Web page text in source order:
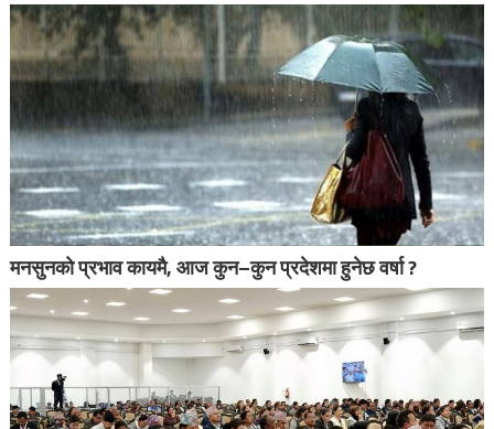
मनसुनको प्रभाव कायमै, आज कुन–कुन प्रदेशमा हुनेछ वर्षा ?